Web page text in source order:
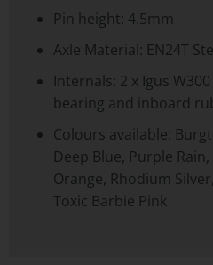
Pin height: 4.5mm
Axle Material: EN24T
Internals: 2 x Igus
bearing and inboard
Colours available:
Deep Blue, Purple
Orange, Rhodium
Toxic Barbie Pink